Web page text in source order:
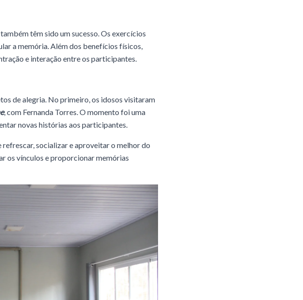
têm sido um sucesso. Os exercícios
a memória. Além dos benefícios físicos,
e interação entre os participantes.
de alegria. No primeiro, os idosos visitaram
, com Fernanda Torres. O momento foi uma
novas histórias aos participantes.
refrescar, socializar e aproveitar o melhor do
os vínculos e proporcionar memórias